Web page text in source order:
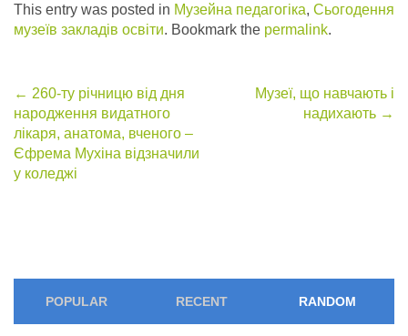
This entry was posted in Музейна педагогіка, Сьогодення
музеїв закладів освіти. Bookmark the permalink.
Post
navigation
← 260-ту річницю від дня
народження видатного
лікаря, анатома, вченого –
Єфрема Мухіна відзначили
у коледжі
Музеї, що навчають і
надихають →
POPULAR RECENT RANDOM